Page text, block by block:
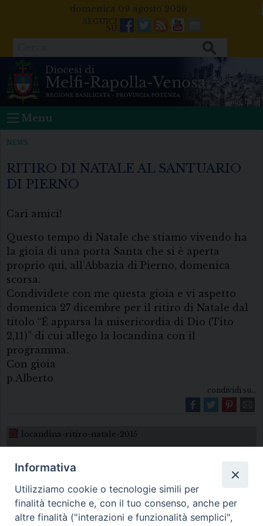
domenica 09 agosto 2026
Facebook
Twitter
FeedsYoutube
Mail
Menu
NEWS
RITIRO DI NATALE AL SANTUARIO
DI PIERNO
Cari amici!
Questo tempo di Natale che stiamo vivendo ha
la gioia di una porta Santa che si è aperta
proprio qui, all’Abbazia di Pierno, domenica
scorsa.
Condividete con me questa gioia e vi aspetto
domenica 27 dicembre per il ritiro di Natale dal
titolo “É apparsa la misericordia di Dio (Tito
2,11)” di cui allego la locandina con il
programma.
Con gioia
p.Alberto
condividi su...
locandina-ritiro-natale-2015
Informativa
Utilizziamo cookie o tecnologie simili per
finalità tecniche e, con il tuo consenso, anche per
altre finalità ("interazioni e funzionalità semplici",